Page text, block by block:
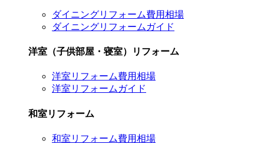
ダイニングリフォーム費用相場
ダイニングリフォームガイド
洋室（子供部屋・寝室）リフォーム
洋室リフォーム費用相場
洋室リフォームガイド
和室リフォーム
和室リフォーム費用相場